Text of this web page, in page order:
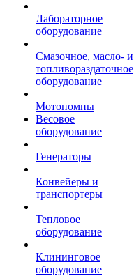
Лабораторное
оборудование
Смазочное, масло- и
топливораздаточное
оборудование
Мотопомпы
Весовое
оборудование
Генераторы
Конвейеры и
транспортеры
Тепловое
оборудование
Клининговое
оборудование